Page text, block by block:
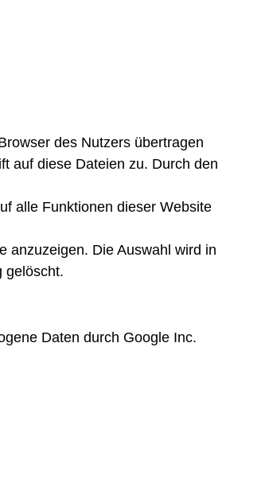
des Nutzers übertragen
auf diese Dateien zu. Durch den
alle Funktionen dieser Website
anzuzeigen. Die Auswahl wird in
gelöscht.
Daten durch Google Inc.